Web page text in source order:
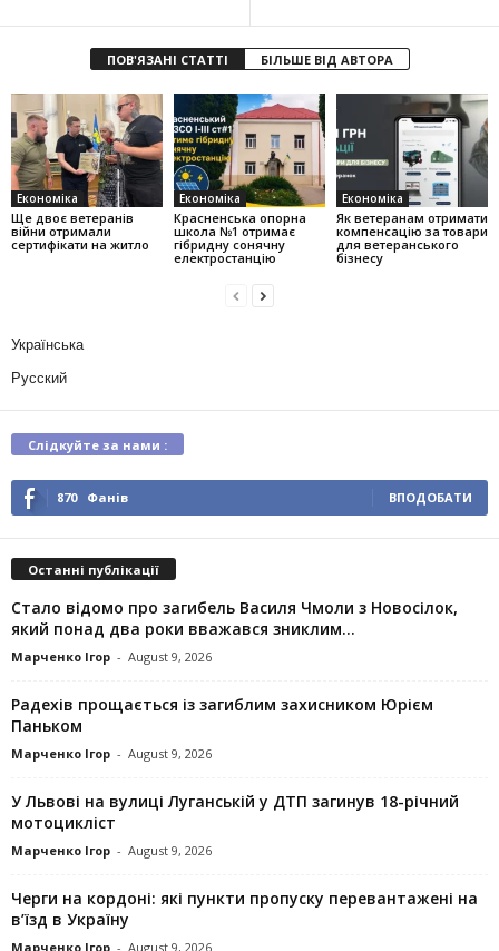
ПОВ'ЯЗАНІ СТАТТІ БІЛЬШЕ ВІД АВТОРА
Економіка
Ще двоє ветеранів
війни отримали
сертифікати на житло
Економіка
Красненська опорна
школа №1 отримає
гібридну сонячну
електростанцію
Економіка
Як ветеранам отримати
компенсацію за товари
для ветеранського
бізнесу
Українська
Русский
Слідкуйте за нами :
870 Фанів ВПОДОБАТИ
Останні публікації
Стало відомо про загибель Василя Чмоли з Новосілок,
який понад два роки вважався зниклим...
Марченко Ігор - August 9, 2026
Радехів прощається із загиблим захисником Юрієм
Паньком
Марченко Ігор - August 9, 2026
У Львові на вулиці Луганській у ДТП загинув 18-річний
мотоцикліст
Марченко Ігор - August 9, 2026
Черги на кордоні: які пункти пропуску перевантажені на
в’їзд в Україну
Марченко Ігор - August 9, 2026